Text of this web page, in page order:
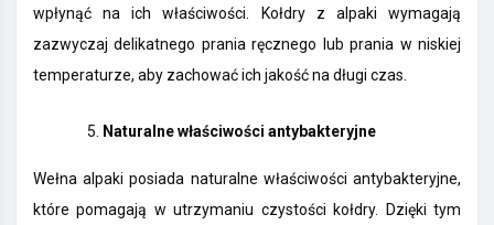
wpłynąć na ich właściwości. Kołdry z alpaki wymagają
zazwyczaj delikatnego prania ręcznego lub prania w niskiej
temperaturze, aby zachować ich jakość na długi czas.
Naturalne właściwości antybakteryjne
Wełna alpaki posiada naturalne właściwości antybakteryjne,
które pomagają w utrzymaniu czystości kołdry. Dzięki tym